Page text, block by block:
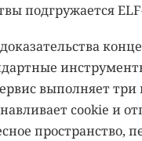
подгружается
выполняет три
cookie и
пространство,